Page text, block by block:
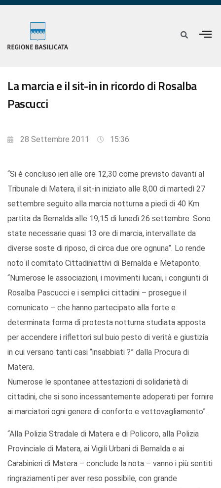
La marcia e il sit-in in ricordo di Rosalba
Pascucci
28 Settembre 2011 15:36
“Si è concluso ieri alle ore 12,30 come previsto davanti al
Tribunale di Matera, il sit-in iniziato alle 8,00 di martedì 27
settembre seguito alla marcia notturna a piedi di 40 Km
partita da Bernalda alle 19,15 di lunedì 26 settembre. Sono
state necessarie quasi 13 ore di marcia, intervallate da
diverse soste di riposo, di circa due ore ognuna”. Lo rende
noto il comitato Cittadiniattivi di Bernalda e Metaponto.
“Numerose le associazioni, i movimenti lucani, i congiunti di
Rosalba Pascucci e i semplici cittadini – prosegue il
comunicato – che hanno partecipato alla forte e
determinata forma di protesta notturna studiata apposta
per accendere i riflettori sul buio pesto di verità e giustizia
in cui versano tanti casi “insabbiati ?” dalla Procura di
Matera.
Numerose le spontanee attestazioni di solidarietà di
cittadini, che si sono incessantemente adoperati per fornire
ai marciatori ogni genere di conforto e vettovagliamento”.
“Alla Polizia Stradale di Matera e di Policoro, alla Polizia
Provinciale di Matera, ai Vigili Urbani di Bernalda e ai
Carabinieri di Matera – conclude la nota – vanno i più sentiti
ringraziamenti per aver reso possibile, con grande